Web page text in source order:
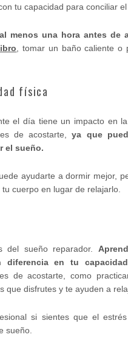
tu capacidad para conciliar
menos una hora antes de
, tomar un baño caliente o
física
el día tiene un impacto en
de acostarte,ya que
el sueño.
ayudarte a dormir mejor,
cuerpo en lugar de relajarlo.
del sueño reparador.
diferencia en tu
de acostarte, como
que disfrutes y te ayuden a
si sientes que el
sueño.